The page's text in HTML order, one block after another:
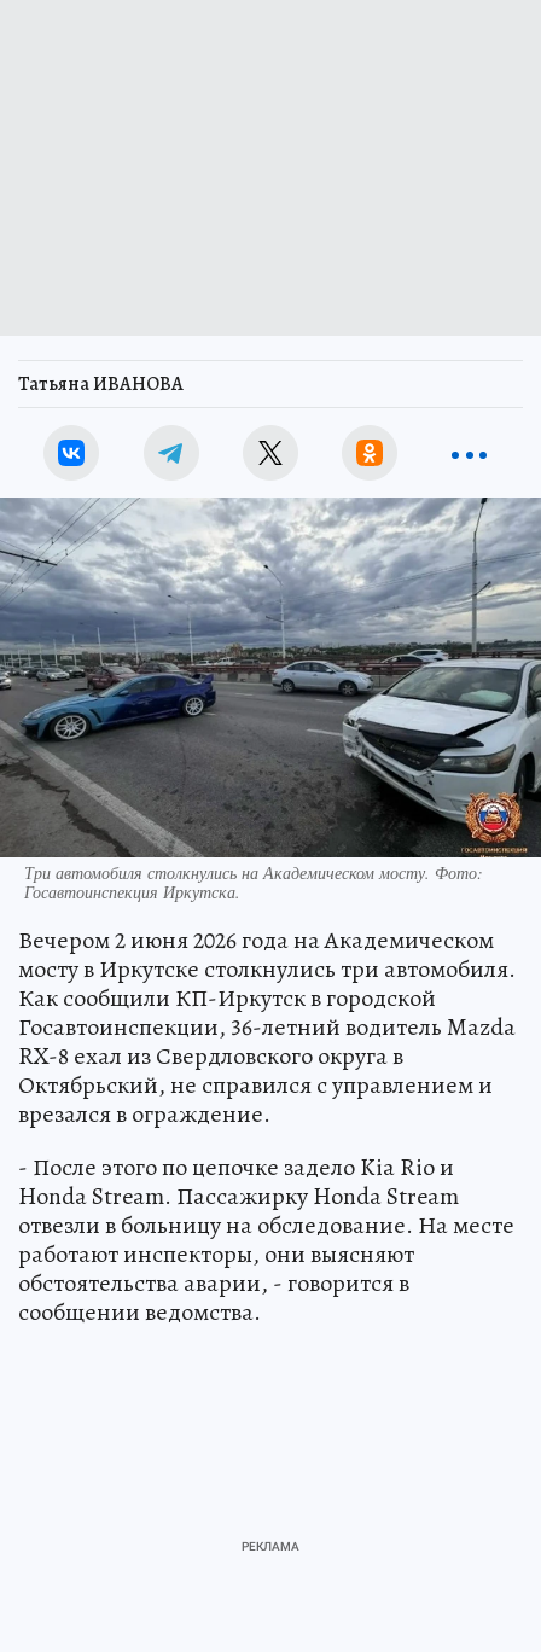
Татьяна ИВАНОВА
Три автомобиля столкнулись на Академическом мосту. Фото:
Госавтоинспекция Иркутска.
Вечером 2 июня 2026 года на Академическом
мосту в Иркутске столкнулись три автомобиля.
Как сообщили КП-Иркутск в городской
Госавтоинспекции, 36-летний водитель Mazda
RX-8 ехал из Свердловского округа в
Октябрьский, не справился с управлением и
врезался в ограждение.
- После этого по цепочке задело Kia Rio и
Honda Stream. Пассажирку Honda Stream
отвезли в больницу на обследование. На месте
работают инспекторы, они выясняют
обстоятельства аварии, - говорится в
сообщении ведомства.